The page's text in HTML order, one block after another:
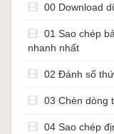
00 Download
01 Sao chép
nhanh nhất
02 Đánh số
03 Chèn dòng
04 Sao chép